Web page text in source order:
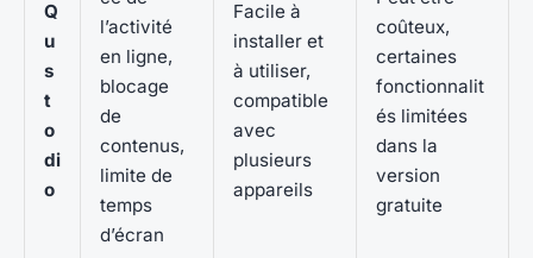
Q
u
s
t
o
di
o
l’activité
en ligne,
blocage
de
contenus,
limite de
temps
d’écran
Facile à
installer et
à utiliser,
compatible
avec
plusieurs
appareils
coûteux,
certaines
fonctionnalit
és limitées
dans la
version
gratuite